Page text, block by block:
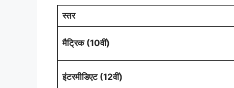
स्तर
मैट्रिक (10वीं)
इंटरमीडिएट (12वीं)